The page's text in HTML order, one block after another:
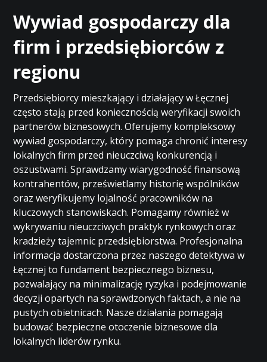
Wywiad gospodarczy dla
firm i przedsiębiorców z
regionu
Przedsiębiorcy mieszkający i działający w Łęcznej
często stają przed koniecznością weryfikacji swoich
partnerów biznesowych. Oferujemy kompleksowy
wywiad gospodarczy, który pomaga chronić interesy
lokalnych firm przed nieuczciwą konkurencją i
oszustwami. Sprawdzamy wiarygodność finansową
kontrahentów, prześwietlamy historię wspólników
oraz weryfikujemy lojalność pracowników na
kluczowych stanowiskach. Pomagamy również w
wykrywaniu nieuczciwych praktyk rynkowych oraz
kradzieży tajemnic przedsiębiorstwa. Profesjonalna
informacja dostarczona przez naszego detektywa w
Łęcznej to fundament bezpiecznego biznesu,
pozwalający na minimalizację ryzyka i podejmowanie
decyzji opartych na sprawdzonych faktach, a nie na
pustych obietnicach. Nasze działania pomagają
budować bezpieczne otoczenie biznesowe dla
lokalnych liderów rynku.